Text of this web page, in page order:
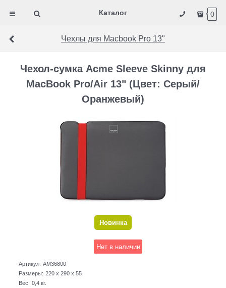
Каталог 0
Чехлы для Macbook Pro 13"
Чехол-сумка Acme Sleeve Skinny для
MacBook Pro/Air 13" (Цвет: Серый/
Оранжевый)
Новинка
Нет в наличии
Артикул: AM36800
Размеры: 220 x 290 x 55
Вес: 0,4 кг.